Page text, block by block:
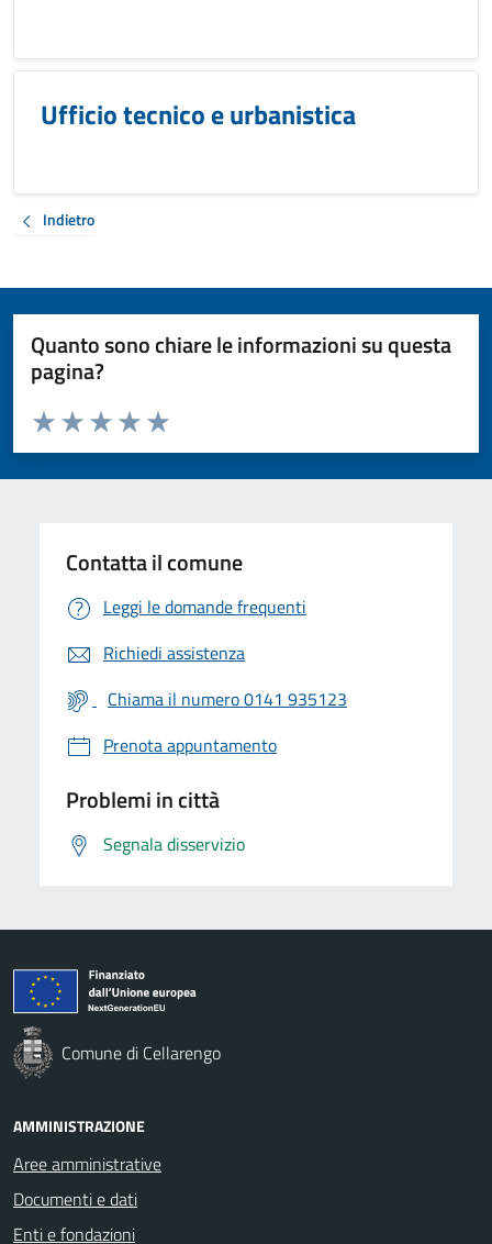
Ufficio tecnico e urbanistica
Indietro
Quanto sono chiare le informazioni su questa
pagina?
Valuta da 1 a 5 stelle la pagina
Valuta 5 stelle su 5
Valuta 4 stelle su 5
Valuta 3 stelle su 5
Valuta 2 stelle su 5
Valuta 1 stelle su 5
Contatta il comune
Leggi le domande frequenti
Richiedi assistenza
Chiama il numero 0141 935123
Prenota appuntamento
Problemi in città
Segnala disservizio
Comune di Cellarengo
AMMINISTRAZIONE
Aree amministrative
Documenti e dati
Enti e fondazioni